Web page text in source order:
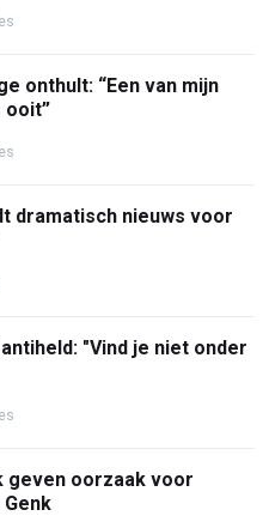
onthult: “Een van mijn
ooit”
dramatisch nieuws voor
"Vind je niet onder
geven oorzaak voor
Genk